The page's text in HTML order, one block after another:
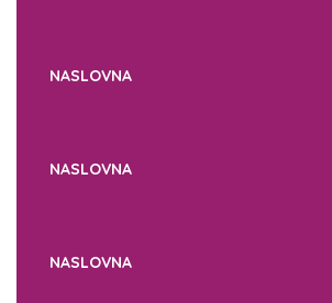
NASLOVNA
NASLOVNA
NASLOVNA